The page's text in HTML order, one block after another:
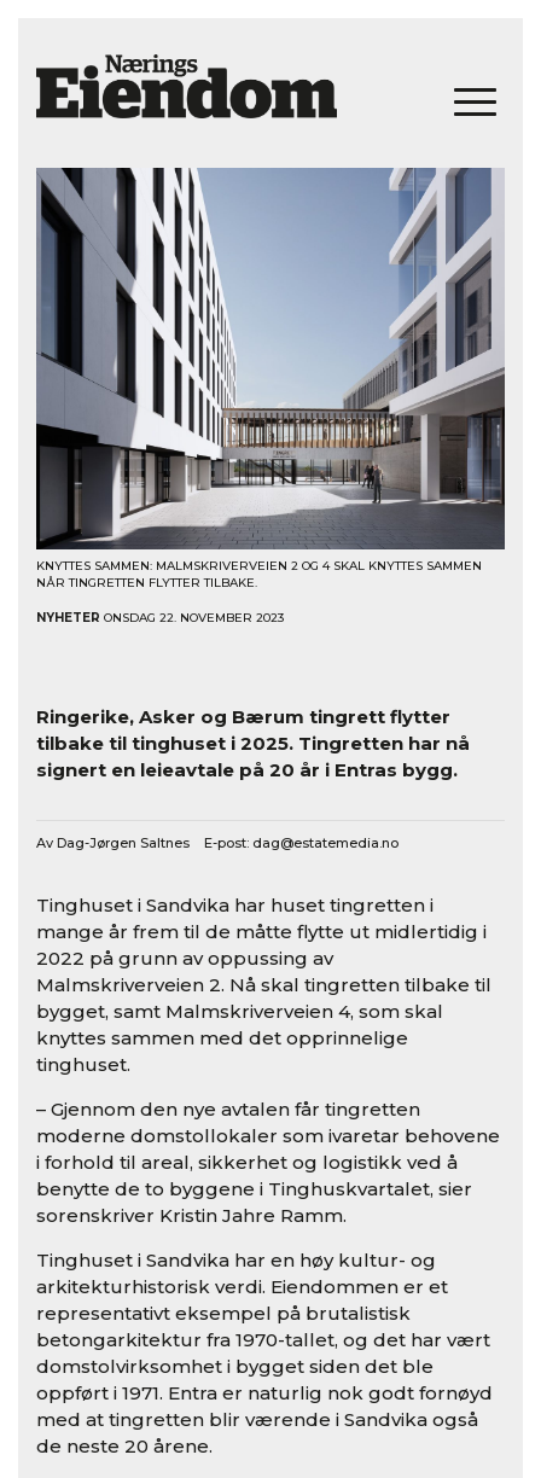
KNYTTES SAMMEN: MALMSKRIVERVEIEN 2 OG 4 SKAL KNYTTES SAMMEN
NÅR TINGRETTEN FLYTTER TILBAKE.
NYHETER ONSDAG 22. NOVEMBER 2023
Ringerike, Asker og Bærum tingrett flytter
tilbake til tinghuset i 2025. Tingretten har nå
signert en leieavtale på 20 år i Entras bygg.
Av Dag-Jørgen Saltnes E-post: dag@estatemedia.no
Tinghuset i Sandvika har huset tingretten i
mange år frem til de måtte flytte ut midlertidig i
2022 på grunn av oppussing av
Malmskriverveien 2. Nå skal tingretten tilbake til
bygget, samt Malmskriverveien 4, som skal
knyttes sammen med det opprinnelige
tinghuset.
– Gjennom den nye avtalen får tingretten
moderne domstollokaler som ivaretar behovene
i forhold til areal, sikkerhet og logistikk ved å
benytte de to byggene i Tinghuskvartalet, sier
sorenskriver Kristin Jahre Ramm.
Tinghuset i Sandvika har en høy kultur- og
arkitekturhistorisk verdi. Eiendommen er et
representativt eksempel på brutalistisk
betongarkitektur fra 1970-tallet, og det har vært
domstolvirksomhet i bygget siden det ble
oppført i 1971. Entra er naturlig nok godt fornøyd
med at tingretten blir værende i Sandvika også
de neste 20 årene.